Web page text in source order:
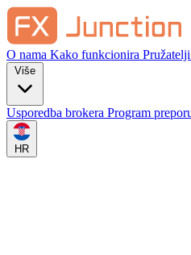
O nama Kako funkcionira
Usporedba brokera Program
HR